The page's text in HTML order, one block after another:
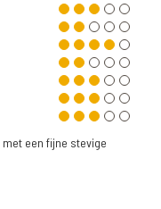
een fijne stevige